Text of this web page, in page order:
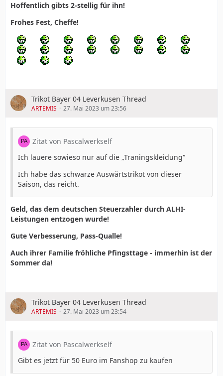
Hoffentlich gibts 2-stellig für ihn!
Frohes Fest, Cheffe!
Trikot Bayer 04 Leverkusen Thread
ARTEMIS 27. Mai 2023 um 23:56
Zitat von Pascalwerkself
Ich lauere sowieso nur auf die „Traningskleidung“
Ich habe das schwarze Auswärtstrikot von dieser
Saison, das reicht.
Geld, das dem deutschen Steuerzahler durch ALHI-
Leistungen entzogen wurde!
Gute Verbesserung, Pass-Qualle!
Auch ihrer Familie fröhliche Pfingsttage - immerhin ist der
Sommer da!
Trikot Bayer 04 Leverkusen Thread
ARTEMIS 27. Mai 2023 um 23:54
Zitat von Pascalwerkself
Gibt es jetzt für 50 Euro im Fanshop zu kaufen